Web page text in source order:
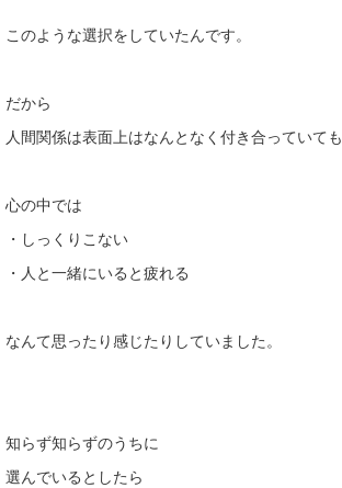
このような選択をしていたんです。
だから
人間関係は表面上はなんとなく付き合っていても
心の中では
・しっくりこない
・人と一緒にいると疲れる
なんて思ったり感じたりしていました。
知らず知らずのうちに
選んでいるとしたら